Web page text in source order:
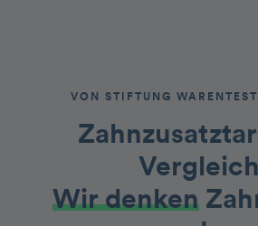
VON STIFTUNG
Vergleich
Wir denken